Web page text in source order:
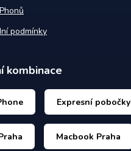
podmínky
kombinace
Expresní pobočky
Macbook Praha